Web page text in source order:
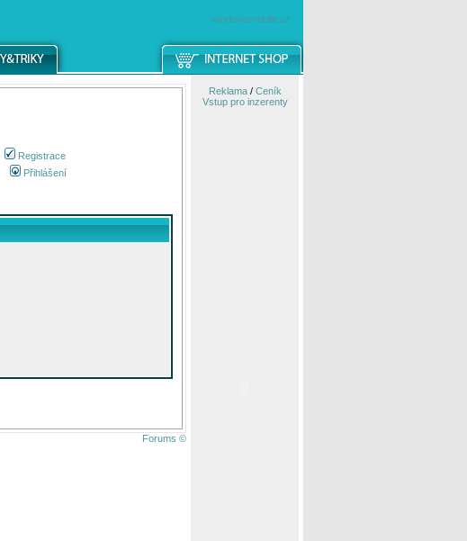
windowsmobile.cz
Registrace
Přihlášení
Forums ©
Reklama/ Ceník
Vstup pro inzerenty